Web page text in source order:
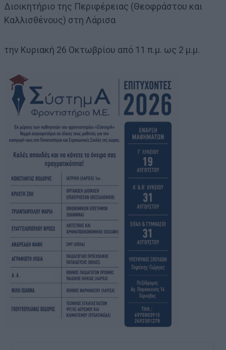
Διοικητήριο της Περιφέρειας (Θεοφράστου και
Καλλισθένους) στη Λάρισα
την Κυριακή 26 Οκτωβρίου από 11 π.μ. ως 2 μ.μ.